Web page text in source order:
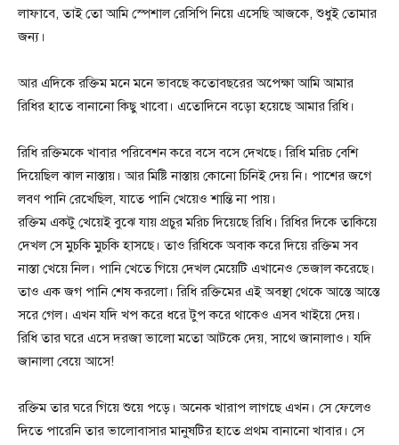
লাফাবে, তাই তো আমি স্পেশাল রেসিপি নিয়ে এসেছি আজকে, শুধুই তোমার
জন্য।
আর এদিকে রক্তিম মনে মনে ভাবছে কতোবছরের অপেক্ষা আমি আমার
রিধির হাতে বানানো কিছু খাবো। এতোদিনে বড়ো হয়েছে আমার রিধি।
রিধি রক্তিমকে খাবার পরিবেশন করে বসে বসে দেখছে। রিধি মরিচ বেশি
দিয়েছিল ঝাল নাস্তায়। আর মিষ্টি নাস্তায় কোনো চিনিই দেয় নি। পাশের জগে
লবণ পানি রেখেছিল, যাতে পানি খেয়েও শান্তি না পায়।
রক্তিম একটু খেয়েই বুঝে যায় প্রচুর মরিচ দিয়েছে রিধি। রিধির দিকে তাকিয়ে
দেখল সে মুচকি মুচকি হাসছে। তাও রিধিকে অবাক করে দিয়ে রক্তিম সব
নাস্তা খেয়ে নিল। পানি খেতে গিয়ে দেখল মেয়েটি এখানেও ভেজাল করেছে।
তাও এক জগ পানি শেষ করলো। রিধি রক্তিমের এই অবস্থা থেকে আস্তে আস্তে
সরে গেল। এখন যদি খপ করে ধরে টুপ করে থাকেও এসব খাইয়ে দেয়।
রিধি তার ঘরে এসে দরজা ভালো মতো আটকে দেয়, সাথে জানালাও। যদি
জানালা বেয়ে আসে!
রক্তিম তার ঘরে গিয়ে শুয়ে পড়ে। অনেক খারাপ লাগছে এখন। সে ফেলেও
দিতে পারেনি তার ভালোবাসার মানুষটির হাতে প্রথম বানানো খাবার। সে